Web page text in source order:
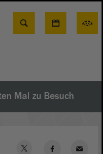
Suche
Mal zu Besuch